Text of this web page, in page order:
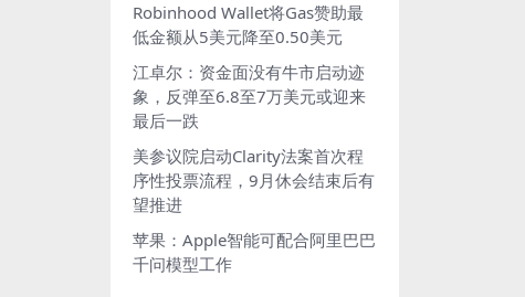
Robinhood Wallet将Gas赞助最
低金额从5美元降至0.50美元
江卓尔：资金面没有牛市启动迹
象，反弹至6.8至7万美元或迎来
最后一跌
美参议院启动Clarity法案首次程
序性投票流程，9月休会结束后有
望推进
苹果：Apple智能可配合阿里巴巴
千问模型工作